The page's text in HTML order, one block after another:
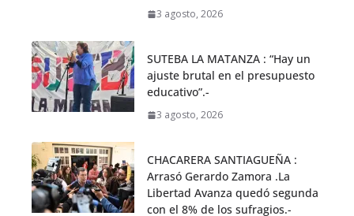
3 agosto, 2026
SUTEBA LA MATANZA : “Hay un
ajuste brutal en el presupuesto
educativo”.-
3 agosto, 2026
CHACARERA SANTIAGUEÑA :
Arrasó Gerardo Zamora .La
Libertad Avanza quedó segunda
con el 8% de los sufragios.-